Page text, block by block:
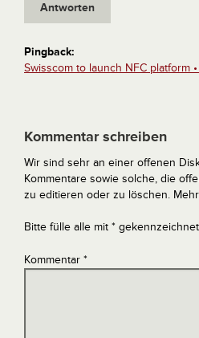
Antworten
Pingback:
Swisscom to launch NFC platform
Kommentar schreiben
Wir sind sehr an einer offenen
Kommentare sowie solche, die
zu editieren oder zu löschen.
Bitte fülle alle mit *
Kommentar *